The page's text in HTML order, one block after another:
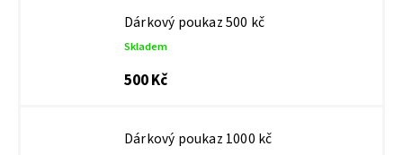
Dárkový poukaz 500 kč
Skladem
500 Kč
Dárkový poukaz 1000 kč